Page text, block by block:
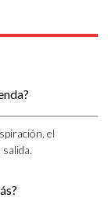
el